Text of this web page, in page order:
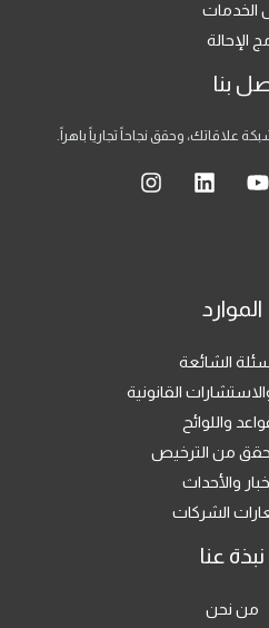
الخدمات
الإحالة
بنا
علاقاتك، وحقق نجاحاً تجارياً باهراً.
الموارد
الشائعة
القانونية
واللوائح
من الترخيص
والأحداث
الشركات
نبذة عنا
من نحن